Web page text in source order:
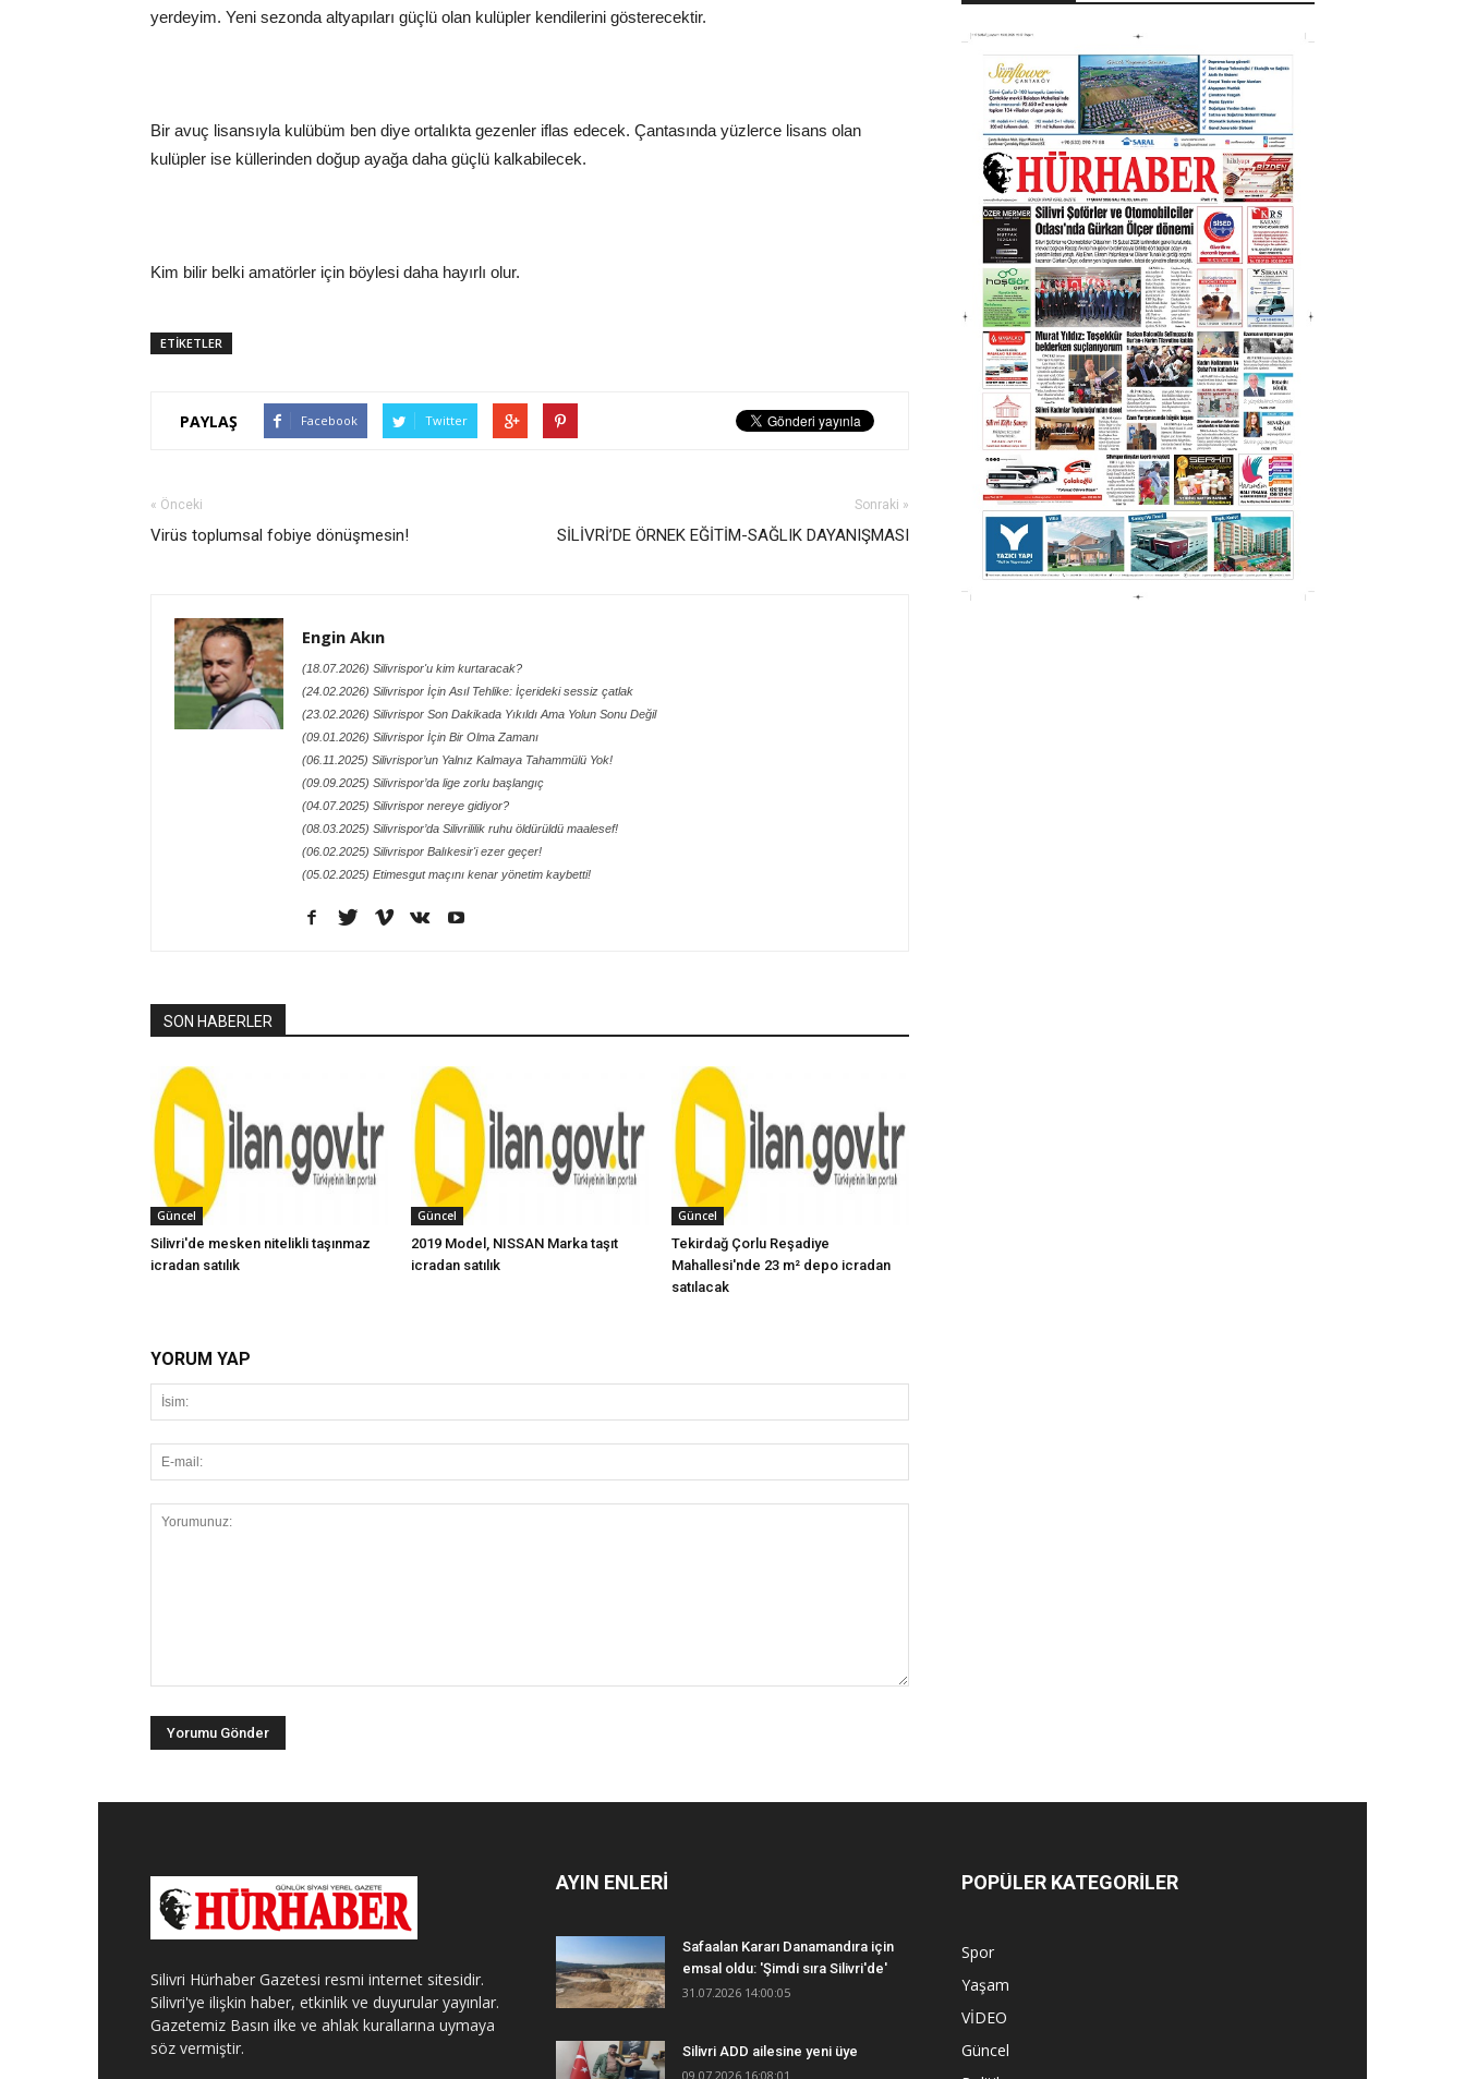
yerdeyim. Yeni sezonda altyapıları güçlü olan kulüpler kendilerini gösterecektir.
Bir avuç lisansıyla kulübüm ben diye ortalıkta gezenler iflas edecek. Çantasında yüzlerce lisans olan
kulüpler ise küllerinden doğup ayağa daha güçlü kalkabilecek.
Kim bilir belki amatörler için böylesi daha hayırlı olur.
ETİKETLER
PAYLAŞ Facebook Twitter
« Önceki
Virüs toplumsal fobiye dönüşmesin!
Sonraki »
SİLİVRİ’DE ÖRNEK EĞİTİM-SAĞLIK DAYANIŞMASI
Engin Akın
(18.07.2026) Silivrispor'u kim kurtaracak?
(24.02.2026) Silivrispor İçin Asıl Tehlike: İçerideki sessiz çatlak
(23.02.2026) Silivrispor Son Dakikada Yıkıldı Ama Yolun Sonu Değil
(09.01.2026) Silivrispor İçin Bir Olma Zamanı
(06.11.2025) Silivrispor’un Yalnız Kalmaya Tahammülü Yok!
(09.09.2025) Silivrispor’da lige zorlu başlangıç
(04.07.2025) Silivrispor nereye gidiyor?
(08.03.2025) Silivrispor’da Silivrililik ruhu öldürüldü maalesef!
(06.02.2025) Silivrispor Balıkesir'i ezer geçer!
(05.02.2025) Etimesgut maçını kenar yönetim kaybetti!
SON HABERLER
Güncel
Silivri'de mesken nitelikli taşınmaz
icradan satılık
Güncel
2019 Model, NISSAN Marka taşıt
icradan satılık
Güncel
Tekirdağ Çorlu Reşadiye
Mahallesi'nde 23 m² depo icradan
satılacak
YORUM YAP
Silivri Hürhaber Gazetesi resmi internet sitesidir.
Silivri'ye ilişkin haber, etkinlik ve duyurular yayınlar.
Gazetemiz Basın ilke ve ahlak kurallarına uymaya
söz vermiştir.
AYIN ENLERİ
Safaalan Kararı Danamandıra için
emsal oldu: 'Şimdi sıra Silivri'de'
31.07.2026 14:00:05
Silivri ADD ailesine yeni üye
09.07.2026 16:08:01
POPÜLER KATEGORİLER
Spor
Yaşam
VİDEO
Güncel